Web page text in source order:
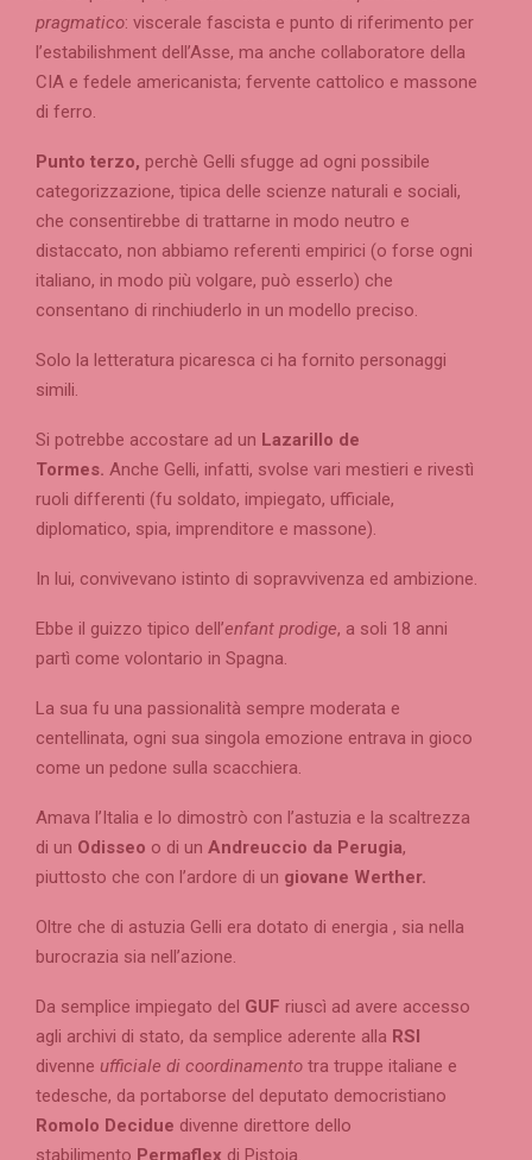
pragmatico: viscerale fascista e punto di riferimento per
l’estabilishment dell’Asse, ma anche collaboratore della
CIA e fedele americanista; fervente cattolico e massone
di ferro.
Punto terzo, perchè Gelli sfugge ad ogni possibile
categorizzazione, tipica delle scienze naturali e sociali,
che consentirebbe di trattarne in modo neutro e
distaccato, non abbiamo referenti empirici (o forse ogni
italiano, in modo più volgare, può esserlo) che
consentano di rinchiuderlo in un modello preciso.
Solo la letteratura picaresca ci ha fornito personaggi
simili.
Si potrebbe accostare ad un Lazarillo de
Tormes. Anche Gelli, infatti, svolse vari mestieri e rivestì
ruoli differenti (fu soldato, impiegato, ufficiale,
diplomatico, spia, imprenditore e massone).
In lui, convivevano istinto di sopravvivenza ed ambizione.
Ebbe il guizzo tipico dell’enfant prodige, a soli 18 anni
partì come volontario in Spagna.
La sua fu una passionalità sempre moderata e
centellinata, ogni sua singola emozione entrava in gioco
come un pedone sulla scacchiera.
Amava l’Italia e lo dimostrò con l’astuzia e la scaltrezza
di un Odisseo o di un Andreuccio da Perugia,
piuttosto che con l’ardore di un giovane Werther.
Oltre che di astuzia Gelli era dotato di energia , sia nella
burocrazia sia nell’azione.
Da semplice impiegato del GUF riuscì ad avere accesso
agli archivi di stato, da semplice aderente alla RSI
divenne ufficiale di coordinamento tra truppe italiane e
tedesche, da portaborse del deputato democristiano
Romolo Decidue divenne direttore dello
stabilimento Permaflex di Pistoia.